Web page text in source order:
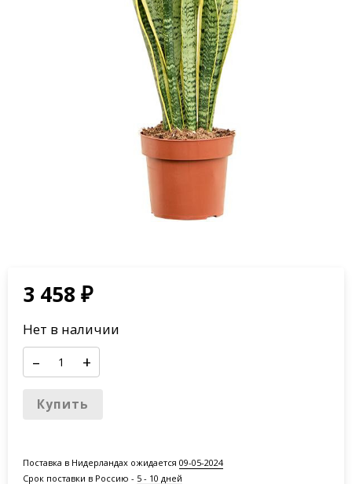
3 458₽
Нет в наличии
– +
Купить
Поставка в Нидерландах ожидается09-05-2024
Срок поставки в Россию - 5 - 10 дней